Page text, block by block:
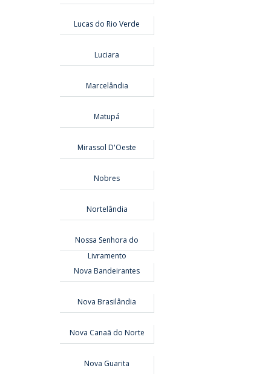
Lucas do Rio Verde
Luciara
Marcelândia
Matupá
Mirassol D'Oeste
Nobres
Nortelândia
Nossa Senhora do
Livramento
Nova Bandeirantes
Nova Brasilândia
Nova Canaã do Norte
Nova Guarita